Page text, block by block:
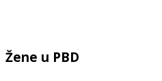
Žene u PBD